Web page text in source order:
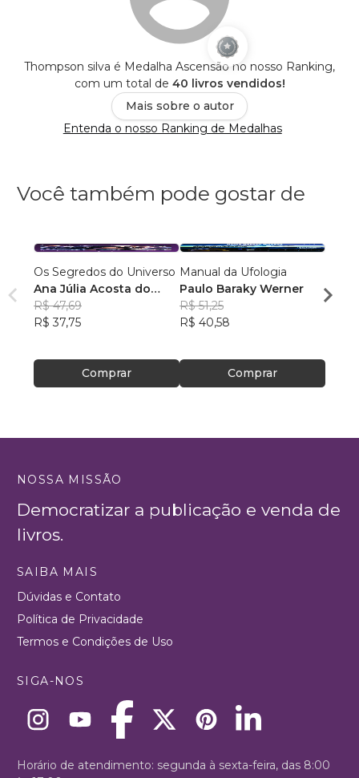
Thompson silva é Medalha Ascensão no nosso Ranking,
com um total de 40 livros vendidos!
Mais sobre o autor
Entenda o nosso Ranking de Medalhas
Você também pode gostar de
Os Segredos do Universo
Ana Júlia Acosta do
Nascimento
R$ 47,69
R$ 37,75
Comprar
Manual da Ufologia
Paulo Baraky Werner
R$ 51,25
R$ 40,58
Comprar
Vol. 2
NOSSA MISSÃO
Democratizar a publicação e venda de
livros.
SAIBA MAIS
Dúvidas e Contato
Política de Privacidade
Termos e Condições de Uso
SIGA-NOS
Horário de atendimento: segunda à sexta-feira, das 8:00